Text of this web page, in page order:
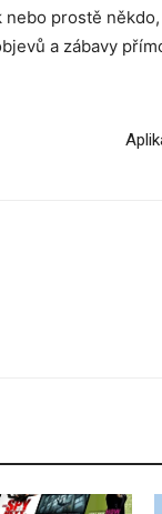
prostě
a zábavy